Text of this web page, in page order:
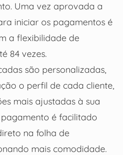
Uma vez aprovada a
iniciar os pagamentos é
a flexibilidade de
84 vezes.
são personalizadas,
o perfil de cada cliente,
mais ajustadas à sua
é facilitado
na folha de
mais comodidade.